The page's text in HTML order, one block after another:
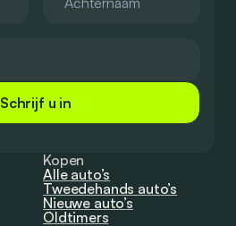
Schrijf u in
Kopen
Alle auto’s
Tweedehands auto’s
Nieuwe auto’s
Oldtimers